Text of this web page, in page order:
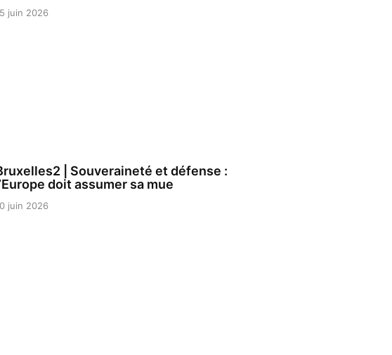
juin 2026
| Souveraineté et défense :
doit assumer sa mue
juin 2026